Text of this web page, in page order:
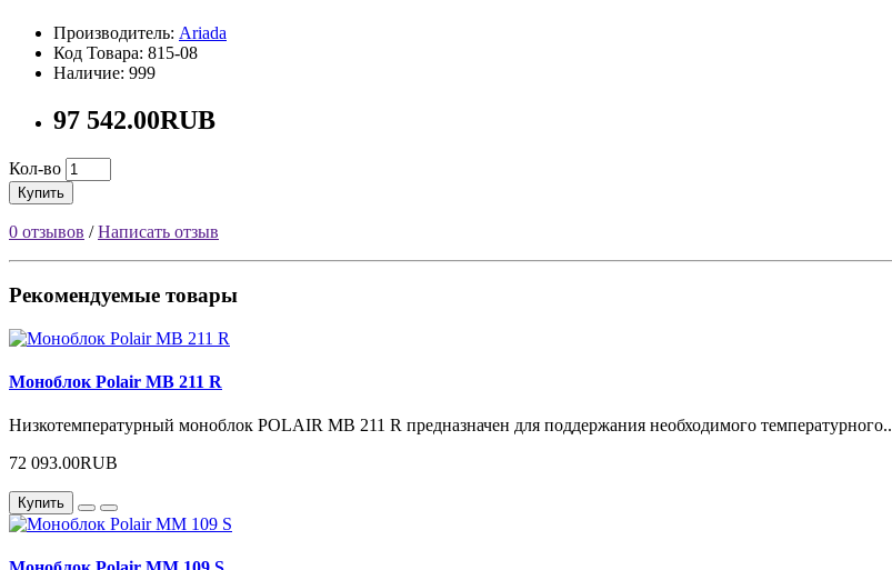
Производитель: Ariada
Код Товара: 815-08
Наличие: 999
97 542.00RUB
Кол-во
Купить
0 отзывов /Написать отзыв
Рекомендуемые товары
Моноблок Polair MB 211 R
Низкотемпературный моноблок POLAIR MB 211 R предназначен для поддержания необходимого температурного..
72 093.00RUB
Купить